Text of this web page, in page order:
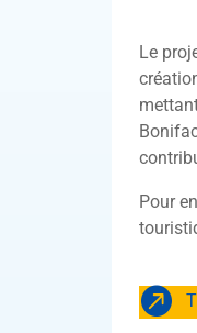
Le
Pour